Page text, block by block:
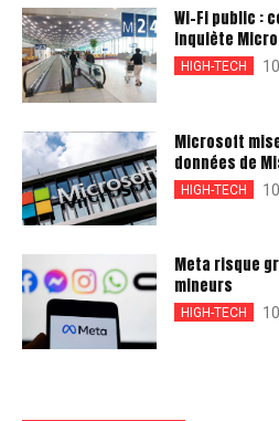
Wi-Fi public :
inquiète
HIGH-TECH
Microsoft
données de
HIGH-TECH
Meta risque
mineurs
HIGH-TECH